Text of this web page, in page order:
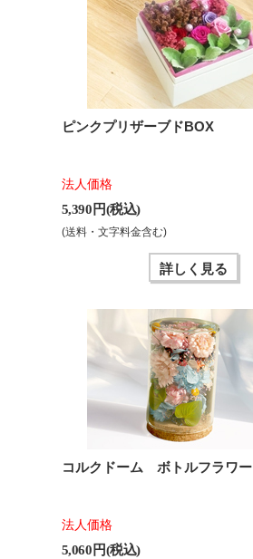
ピンクプリザーブドBOX
法人価格
5,390 円(税込)
(送料・文字料金含む)
詳しく見る
コルクドーム ボトルフラワー
法人価格
5,060 円(税込)